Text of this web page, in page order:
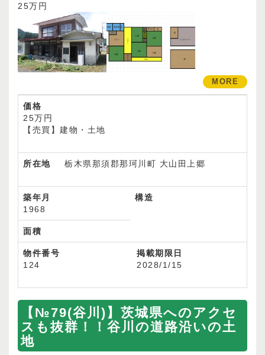
25万円
MORE
価格
25万円
【売買】建物・土地
所在地 栃木県那須郡那珂川町 大山田上郷
築年月
1968
構造
面積
物件番号
124
掲載期限日
2028/1/15
【№79(谷川)】茨城県へのアクセ
スも抜群！！谷川の道路沿いの土
地